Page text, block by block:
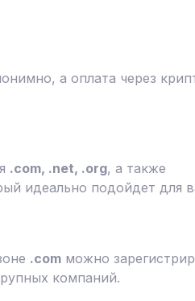
а оплата через
.com, .net, .org, а также
идеально подойдет для
.com можно
компаний.